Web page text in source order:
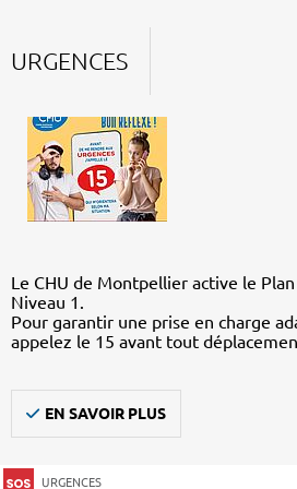
URGENCES
Le CHU de Montpellier active le
Niveau 1.
Pour garantir une prise en charge
appelez le 15 avant tout
EN SAVOIR PLUS
URGENCES